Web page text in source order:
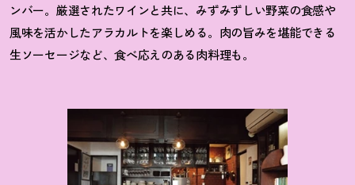
ンバー。厳選されたワインと共に、みずみずしい野菜の食感や
風味を活かしたアラカルトを楽しめる。肉の旨みを堪能できる
生ソーセージなど、食べ応えのある肉料理も。